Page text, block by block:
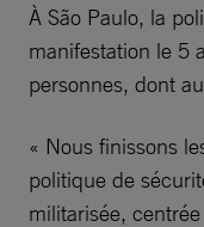
À São Paulo, la
manifestation le 5
personnes, dont
« Nous finissons
politique de
militarisée,